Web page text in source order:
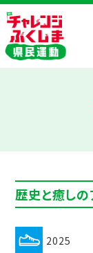
歴史と癒しの
2025